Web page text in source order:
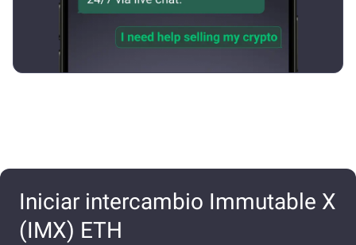
Iniciar intercambio Immutable X
(IMX) ETH